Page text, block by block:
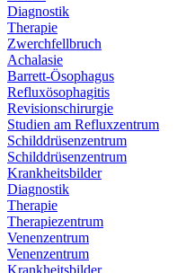
Diagnostik
Therapie
Zwerchfellbruch
Achalasie
Barrett-Ösophagus
Refluxösophagitis
Revisionschirurgie
Studien am Refluxzentrum
Schilddrüsenzentrum
Schilddrüsenzentrum
Krankheitsbilder
Diagnostik
Therapie
Therapiezentrum
Venenzentrum
Venenzentrum